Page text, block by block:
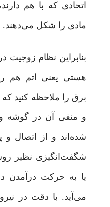
اتحادی که با هم
مادی را شکل می‌دهند.
بنابراین نظام زوجیت
هستی یعنی اتم هم
برق را ملاحظه کنید
و منفی آن در گوشه و
شده‌اند و از اتصال و
شگفت‌انگیزی نظیر
یا به حرکت درآمدن
می‌آید. با دقت در